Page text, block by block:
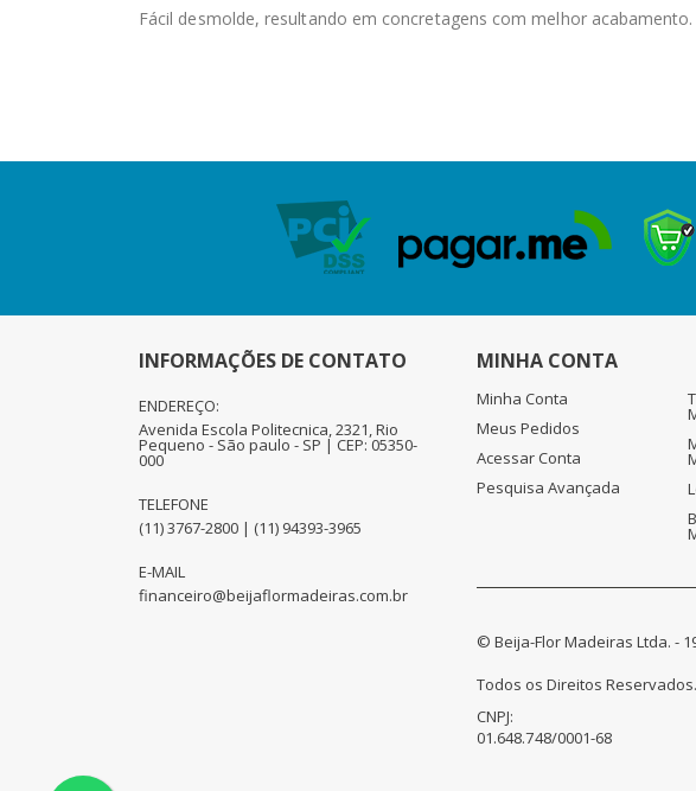
Fácil desmolde, resultando em concretagens com melhor acabamento.
INFORMAÇÕES DE CONTATO
ENDEREÇO:
Avenida Escola Politecnica, 2321, Rio
Pequeno - São paulo - SP | CEP: 05350-
000
TELEFONE
(11) 3767-2800 | (11) 94393-3965
E-MAIL
financeiro@beijaflormadeiras.com.br
MINHA CONTA
Minha Conta
Meus Pedidos
Acessar Conta
Pesquisa Avançada
© Beija-Flor Madeiras Ltda. -
Todos os Direitos Reservados.
CNPJ:
01.648.748/0001-68